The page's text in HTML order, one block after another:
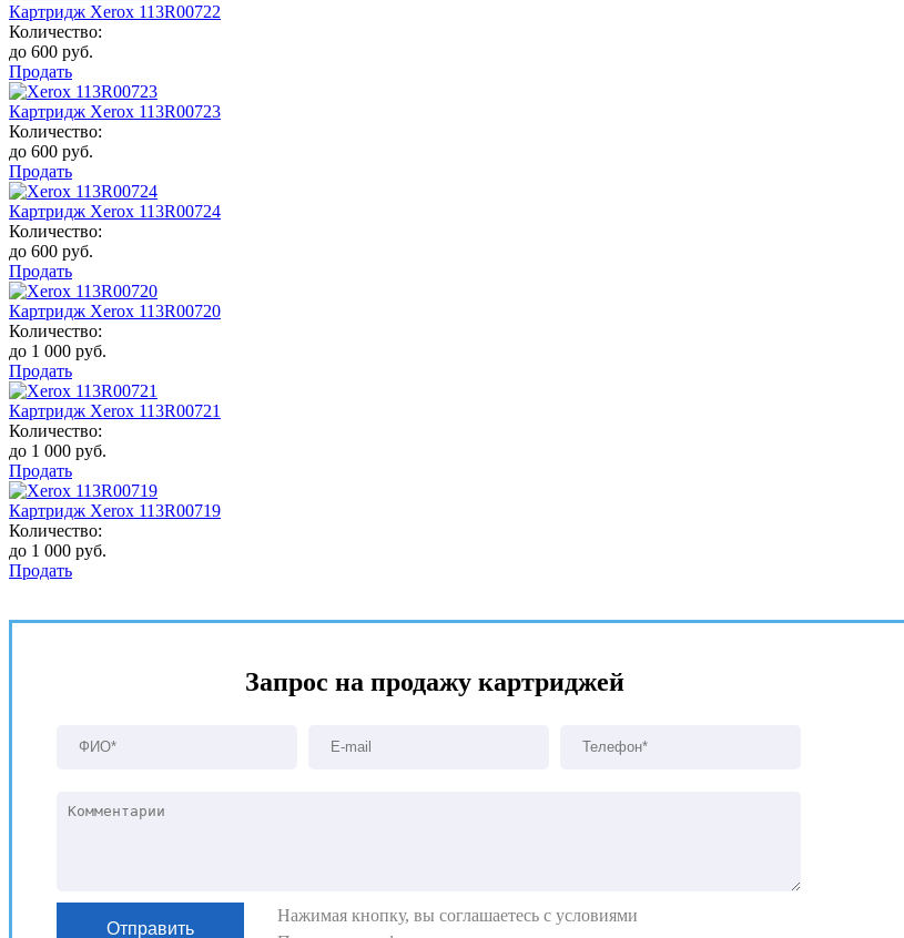
Картридж Xerox 113R00722
Количество:
до 600 руб.
Продать
Картридж Xerox 113R00723
Количество:
до 600 руб.
Продать
Картридж Xerox 113R00724
Количество:
до 600 руб.
Продать
Картридж Xerox 113R00720
Количество:
до 1 000 руб.
Продать
Картридж Xerox 113R00721
Количество:
до 1 000 руб.
Продать
Картридж Xerox 113R00719
Количество:
до 1 000 руб.
Продать
Запрос на продажу картриджей
Нажимая кнопку, вы соглашаетесь с условиями